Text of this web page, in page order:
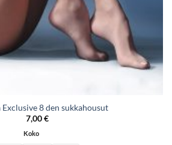
8 den sukkahousut
7,00€
Koko